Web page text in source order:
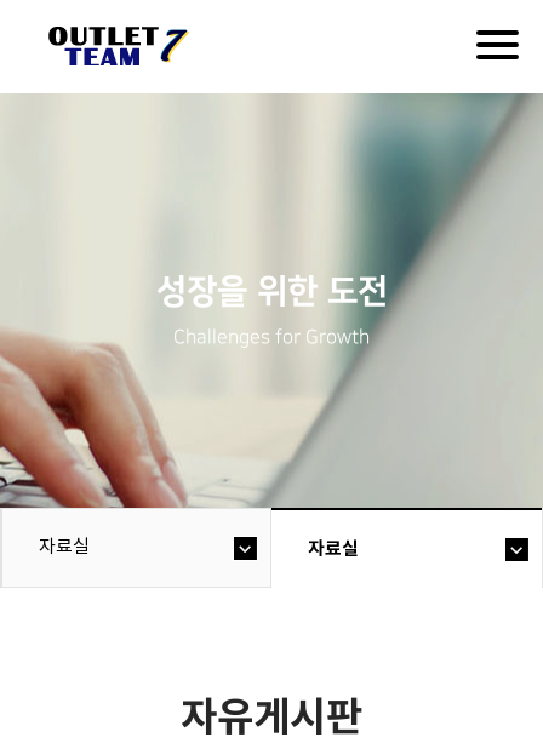
성장을 위한 도전
Challenges for Growth
자료실 자료실
자유게시판